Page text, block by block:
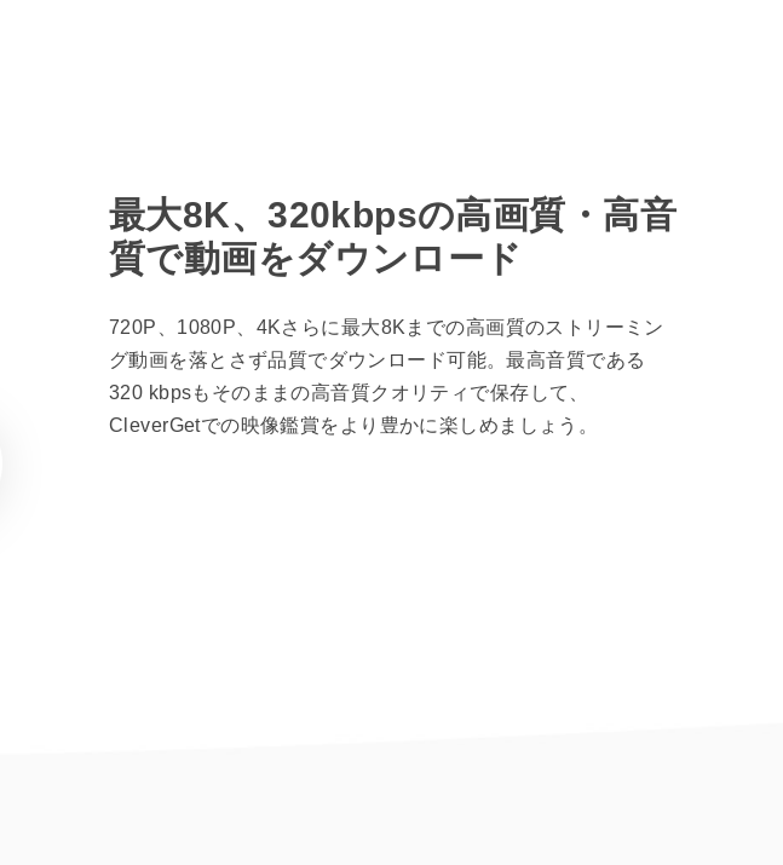
最大8K、320kbpsの高画質・高音
質で動画をダウンロード
720P、1080P、4Kさらに最大8Kまでの高画質のストリーミン
グ動画を落とさず品質でダウンロード可能。最高音質である
320 kbpsもそのままの高音質クオリティで保存して、
CleverGetでの映像鑑賞をより豊かに楽しめましょう。